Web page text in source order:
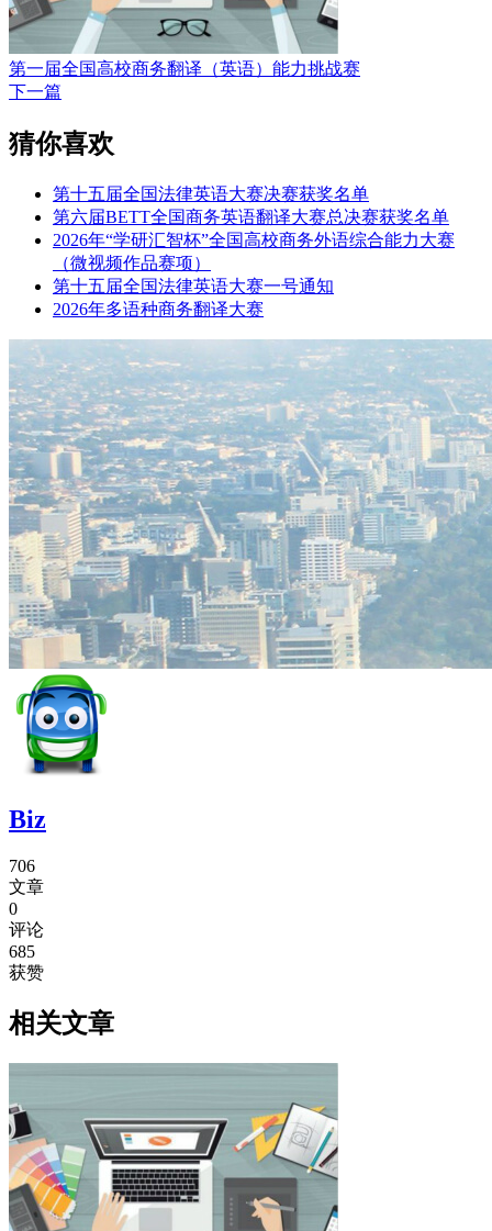
第一届全国高校商务翻译（英语）能力挑战赛
下一篇
猜你喜欢
第十五届全国法律英语大赛决赛获奖名单
第六届BETT全国商务英语翻译大赛总决赛获奖名单
2026年“学研汇智杯”全国高校商务外语综合能力大赛
（微视频作品赛项）
第十五届全国法律英语大赛一号通知
2026年多语种商务翻译大赛
Biz
706
文章
0
评论
685
获赞
相关文章